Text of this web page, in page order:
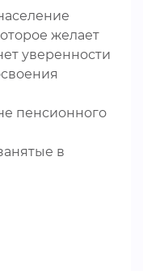
желает
уверенности
пенсионного
в